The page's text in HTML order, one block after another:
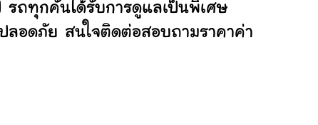
รถทุกคันได้รับการดูแลเป็นพิเศษ
ลอดภัย สนใจติดต่อสอบถามราคาค่า